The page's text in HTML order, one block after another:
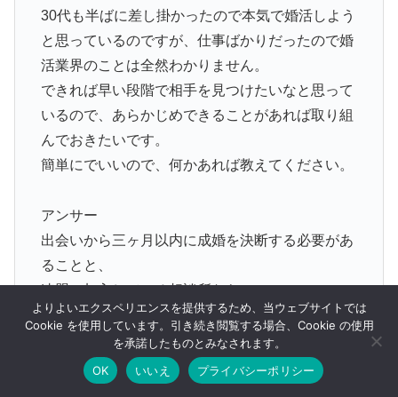
30代も半ばに差し掛かったので本気で婚活しよう
と思っているのですが、仕事ばかりだったので婚
活業界のことは全然わかりません。
できれば早い段階で相手を見つけたいなと思って
いるので、あらかじめできることがあれば取り組
んでおきたいです。
簡単にでいいので、何かあれば教えてください。
アンサー
出会いから三ヶ月以内に成婚を決断する必要があ
ることと、
連盟に加入している相談所なら
どこへ加入しても出会える人数は
同じということが重要です。
ヤフー知恵袋
ホーム 検索 トップ
よりよいエクスペリエンスを提供するため、当ウェブサイトでは
Cookie を使用しています。引き続き閲覧する場合、Cookie の使用
を承諾したものとみなされます。
OK
いいえ プライバシーポリシー